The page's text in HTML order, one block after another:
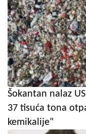
Šokantan nalaz
37 tisuća tona
kemikalije"